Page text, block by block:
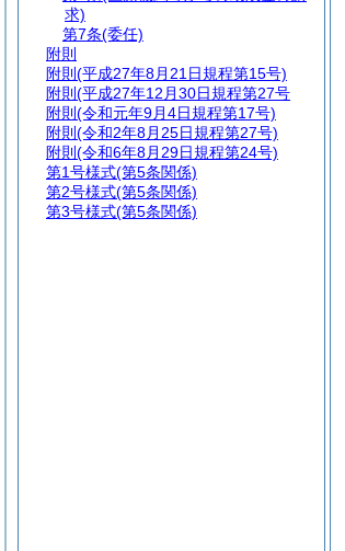
求)
第7条(委任)
附則
附則 (平成27年8月21日規程第15号)
附則 (平成27年12月30日規程第27号
附則 (令和元年9月4日規程第17号)
附則 (令和2年8月25日規程第27号)
附則 (令和6年8月29日規程第24号)
第1号様式(第5条関係)
第2号様式(第5条関係)
第3号様式(第5条関係)